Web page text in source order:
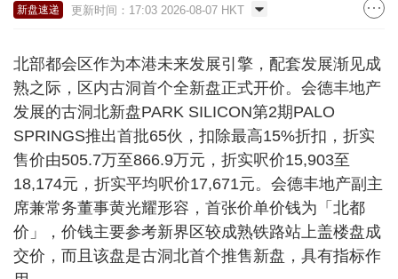
新盘速递 更新时间：17:03 2026-08-07 HKT
北部都会区作为本港未来发展引擎，配套发展渐见成
熟之际，区内古洞首个全新盘正式开价。会德丰地产
发展的古洞北新盘PARK SILICON第2期PALO
SPRINGS推出首批65伙，扣除最高15%折扣，折实
售价由505.7万至866.9万元，折实呎价15,903至
18,174元，折实平均呎价17,671元。会德丰地产副主
席兼常务董事黄光耀形容，首张价单价钱为「北都
价」，价钱主要参考新界区较成熟铁路站上盖楼盘成
交价，而且该盘是古洞北首个推售新盘，具有指标作